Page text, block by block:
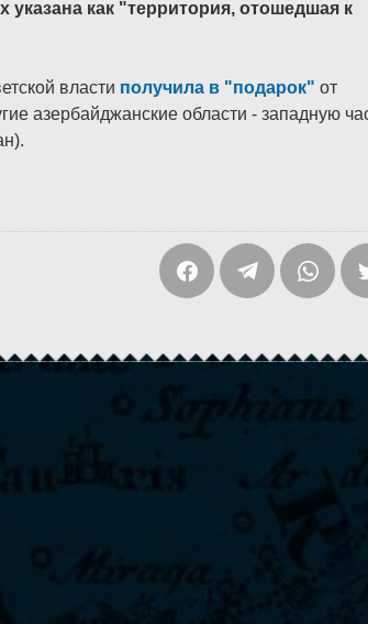
как "территория, отошедшая к
власти получила в "подарок" от
азербайджанские области - западную